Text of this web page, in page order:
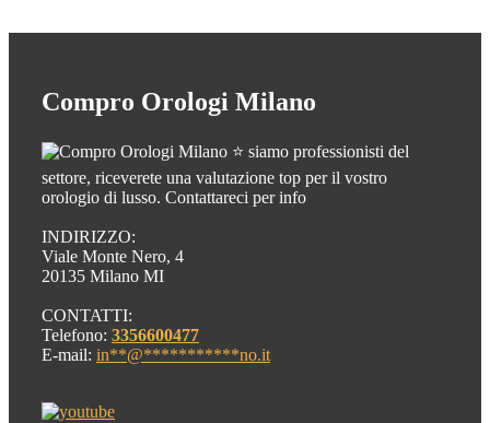
Compro Orologi Milano
⭐ siamo professionisti del
settore, riceverete una valutazione top per il vostro
orologio di lusso. Contattareci per info
INDIRIZZO:
Viale Monte Nero, 4
20135 Milano MI
CONTATTI:
Telefono: 3356600477
E-mail: in**@***********no.it